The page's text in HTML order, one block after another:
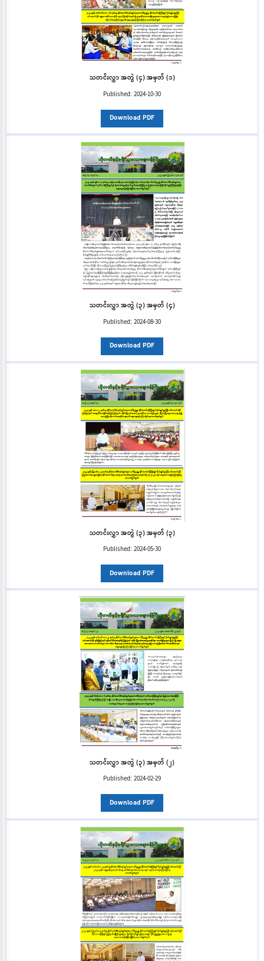
သတင်းလွှာ အတွဲ (၄) အမှတ် (၁)
Published: 2024-10-30
Download PDF
သတင်းလွှာ အတွဲ (၃) အမှတ် (၄)
Published: 2024-08-30
Download PDF
သတင်းလွှာ အတွဲ (၃) အမှတ် (၃)
Published: 2024-05-30
Download PDF
သတင်းလွှာ အတွဲ (၃) အမှတ် (၂)
Published: 2024-02-29
Download PDF